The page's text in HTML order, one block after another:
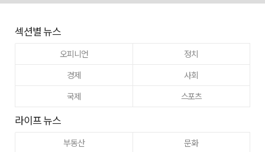
섹션별 뉴스
오피니언
정치
경제
사회
국제
스포츠
라이프 뉴스
부동산 문화